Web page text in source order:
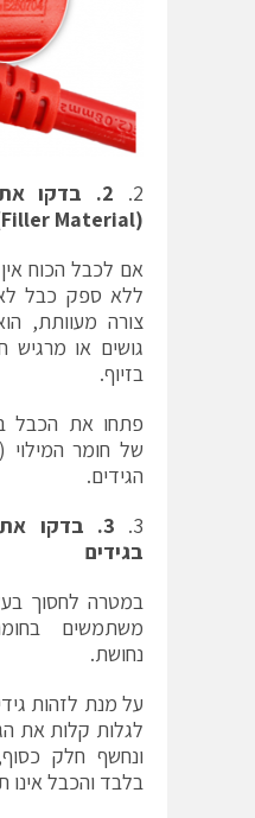
2
.
בדקו
(Filler Material)
אם לכבל הכוח אין
ללא ספק כבל
צורה מעוותת,
גושים או מרגיש
בזיוף.
פתחו את הכבל
הגידים.
3
. בדקו
בגידים
במטרה לחסוך
משתמשים
נחושת.
על מנת לזהות
לגלות קלות את
ונחשף חלק
בלבד והכבל אינו